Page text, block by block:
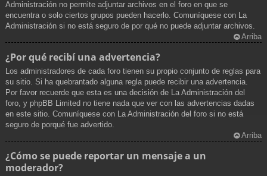
Administración no permite adjuntar archivos en el foro en que se
encuentra o solo ciertos grupos pueden hacerlo. Comuníquese con La
Administración si no está seguro de por qué no puede adjuntar archivos.
Arriba
¿Por qué recibí una advertencia?
Los administradores de cada foro tienen su propio conjunto de reglas para
su sitio. Si ha quebrantado alguna regla puede recibir una advertencia.
Por favor recuerde que esta es una decisión de La Administración del
foro, y phpBB Limited no tiene nada que ver con las advertencias dadas
en este sitio. Comuníquese con La Administración del foro si no está
seguro de porqué fue advertido.
Arriba
¿Cómo se puede reportar un mensaje a un
moderador?